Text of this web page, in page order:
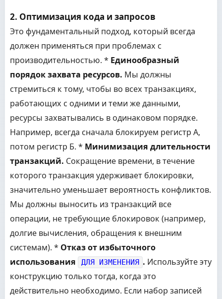
2. Оптимизация кода и запросов
Это фундаментальный подход, который всегда
должен применяться при проблемах с
производительностью. * Единообразный
порядок захвата ресурсов. Мы должны
стремиться к тому, чтобы во всех транзакциях,
работающих с одними и теми же данными,
ресурсы захватывались в одинаковом порядке.
Например, всегда сначала блокируем регистр А,
потом регистр Б. * Минимизация длительности
транзакций. Сокращение времени, в течение
которого транзакция удерживает блокировки,
значительно уменьшает вероятность конфликтов.
Мы должны выносить из транзакций все
операции, не требующие блокировок (например,
долгие вычисления, обращения к внешним
системам). * Отказ от избыточного
использования
ДЛЯ ИЗМЕНЕНИЯ . Используйте эту
конструкцию только тогда, когда это
действительно необходимо. Если набор записей